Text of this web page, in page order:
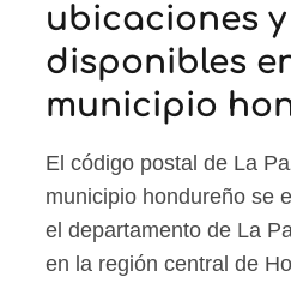
ubicaciones
disponibles
municipio
El código postal de La
municipio hondureño se
el departamento de La
en la región central de